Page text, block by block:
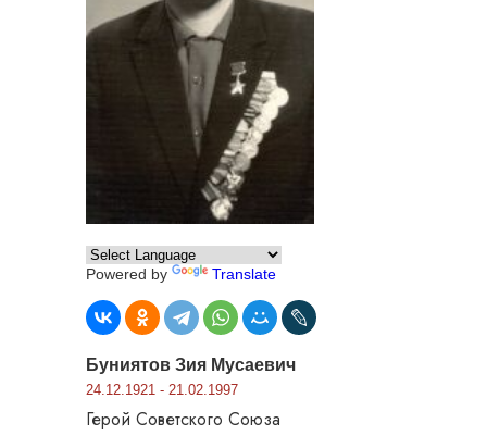
Powered by Translate
Буниятов Зия Мусаевич
24.12.1921 - 21.02.1997
Герой Советского Союза